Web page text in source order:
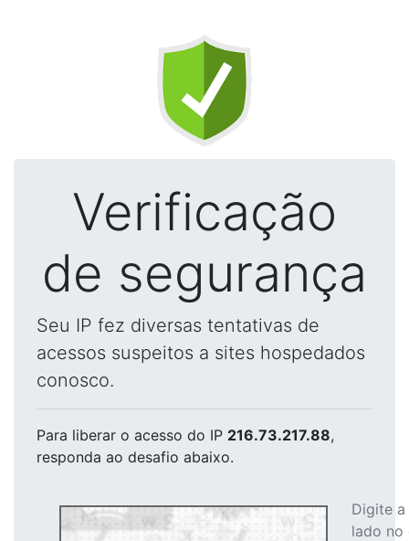
Verificação
de segurança
Seu IP fez diversas tentativas de
acessos suspeitos a sites hospedados
conosco.
Para liberar o acesso do IP 216.73.217.88,
responda ao desafio abaixo.
Digite
lado no